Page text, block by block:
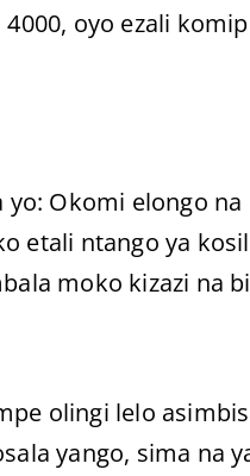
oyo ezali
Okomi elongo
etali ntango ya
moko kizazi na
olingi lelo
yango, sima na